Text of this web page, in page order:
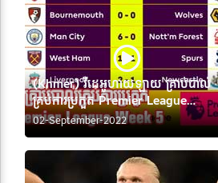
(Khmer) វីដេអូហាយឡាយ គ្រាប់បាល់
គ្រប់ការប្រកួត Premier League
Week 5
02-September-2022